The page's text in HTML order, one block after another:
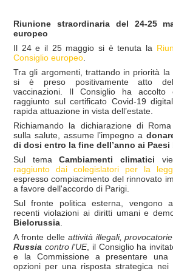
Riunione straordinaria del 24-25
europeo
Il 24 e il 25 maggio si è tenuta la
Consiglio europeo
Tra gli argomenti, trattando in priorità la
si è preso positivamente atto
vaccinazioni. Il Consiglio ha accolto
raggiunto sul certificato Covid-19
rapida attuazione in vista dell’estate.
Richiamando la dichiarazione di
sulla salute, assume l’impegno a
di dosi entro la fine dell’anno ai
Sul temaCambiamenti climatici
raggiunto dai colegislatori per la
espresso compiacimento del rinnovato
a favore dell'accordo di Parigi.
Sul fronte politica esterna, vengono
recenti violazioni ai diritti umani e
Bielorussia
A fronte delle attività illegali,
Russia contro l'UE, il Consiglio ha
e la Commissione a presentare una
opzioni per una risposta strategica nei